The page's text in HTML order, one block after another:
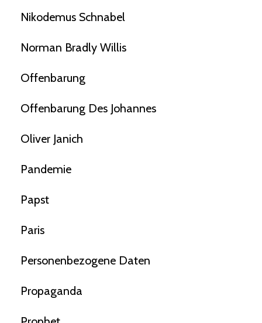
Nikodemus Schnabel
Norman Bradly Willis
Offenbarung
Offenbarung Des Johannes
Oliver Janich
Pandemie
Papst
Paris
Personenbezogene Daten
Propaganda